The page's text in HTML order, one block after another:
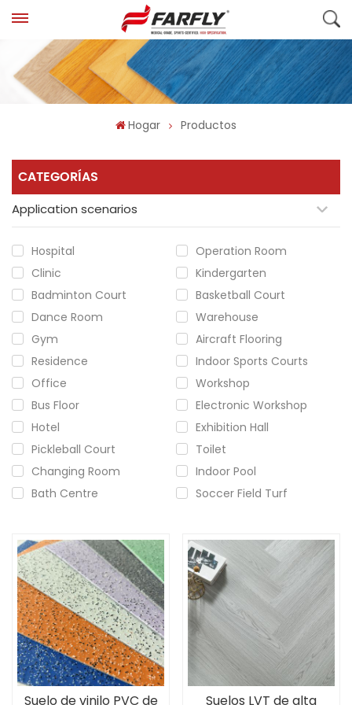
Hogar Productos
CATEGORÍAS
Application scenarios
Hospital
Operation Room
Clinic
Kindergarten
Badminton Court
Basketball Court
Dance Room
Warehouse
Gym
Aircraft Flooring
Residence
Indoor Sports Courts
Office
Workshop
Bus Floor
Electronic Workshop
Hotel
Exhibition Hall
Pickleball Court
Toilet
Changing Room
Indoor Pool
Bath Centre
Soccer Field Turf
Suelo de vinilo PVC de
Suelos LVT de alta